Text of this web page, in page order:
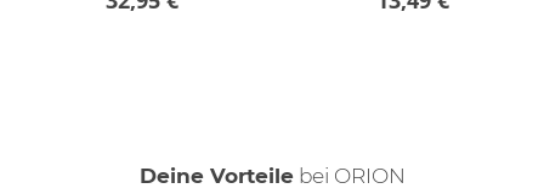
Deine Vorteilebei ORION